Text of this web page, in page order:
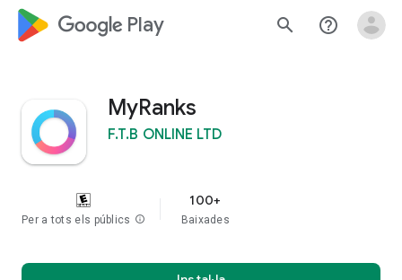
google_logo Play search help_outline
MyRanks
F.T.B ONLINE LTD
Per a tots els públics info
100+
Baixades